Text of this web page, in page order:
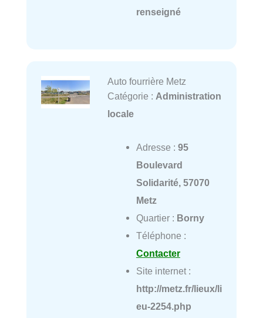
renseigné
Auto fourrière Metz
Catégorie : Administration
locale
Adresse : 95
Boulevard
Solidarité, 57070
Metz
Quartier : Borny
Téléphone :
Contacter
Site internet :
http://metz.fr/lieux/li
eu-2254.php